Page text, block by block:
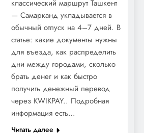
Никита, личная
классический маршрут Ташкент
— Самарканд укладывается в
обычный отпуск на 4–7 дней. В
статье: какие документы нужны
для въезда, как распределить
дни между городами, сколько
брать денег и как быстро
получить денежный перевод
через KWIKPAY.. Подробная
информация есть…
Читать далее